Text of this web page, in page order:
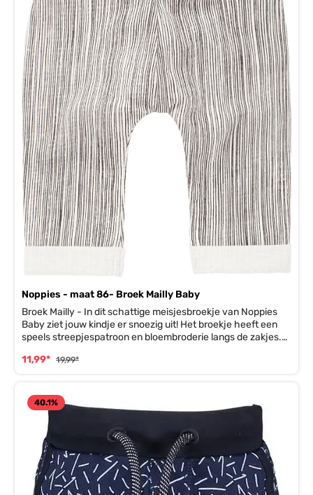
Noppies - maat 86- Broek Mailly Baby
Broek Mailly - In dit schattige meisjesbroekje van Noppies
Baby ziet jouw kindje er snoezig uit! Het broekje heeft een
speels streepjespatroon en bloembroderie langs de zakjes.
stretch. Supercomfortabel voor die kleine! Het striklint is zo
11,99* 19,99*
40.1%